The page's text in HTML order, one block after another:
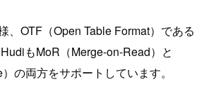
、OTF（Open Table Format）である
もMoR（Merge-on-Read）と
の両方をサポートしています。